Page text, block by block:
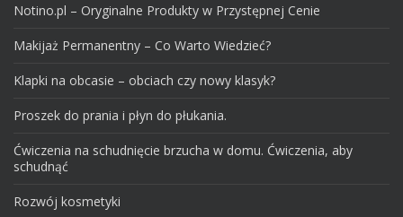
Notino.pl – Oryginalne Produkty w Przystępnej Cenie
Makijaż Permanentny – Co Warto Wiedzieć?
Klapki na obcasie – obciach czy nowy klasyk?
Proszek do prania i płyn do płukania.
Ćwiczenia na schudnięcie brzucha w domu. Ćwiczenia, aby
schudnąć
Rozwój kosmetyki